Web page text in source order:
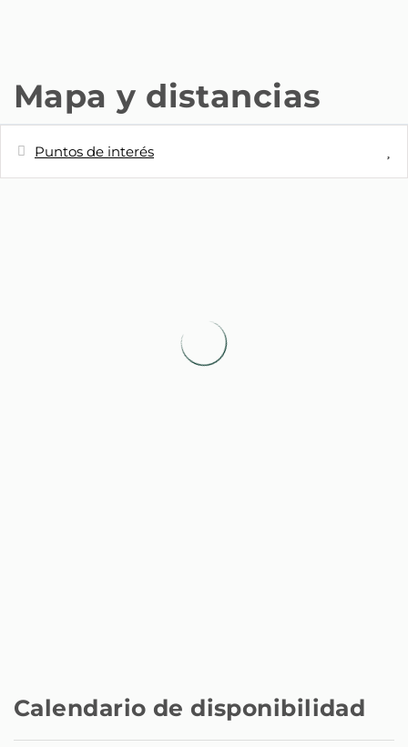
Mapa y distancias
Puntos de interés
Metro - Estación de Metro Noviciado
Calendario de disponibilidad